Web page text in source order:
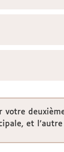
et l’autre